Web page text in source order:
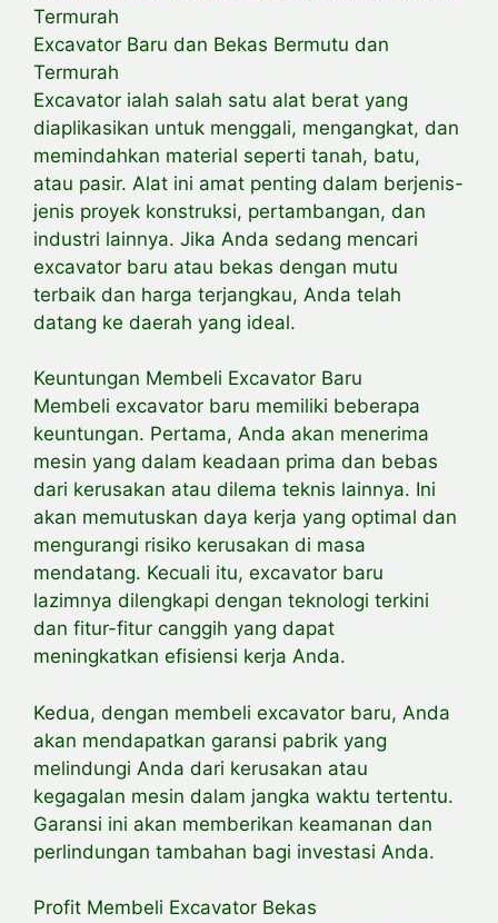
Termurah
Excavator Baru dan Bekas Bermutu dan
Termurah
Excavator ialah salah satu alat berat yang
diaplikasikan untuk menggali, mengangkat, dan
memindahkan material seperti tanah, batu,
atau pasir. Alat ini amat penting dalam berjenis-
jenis proyek konstruksi, pertambangan, dan
industri lainnya. Jika Anda sedang mencari
excavator baru atau bekas dengan mutu
terbaik dan harga terjangkau, Anda telah
datang ke daerah yang ideal.
Keuntungan Membeli Excavator Baru
Membeli excavator baru memiliki beberapa
keuntungan. Pertama, Anda akan menerima
mesin yang dalam keadaan prima dan bebas
dari kerusakan atau dilema teknis lainnya. Ini
akan memutuskan daya kerja yang optimal dan
mengurangi risiko kerusakan di masa
mendatang. Kecuali itu, excavator baru
lazimnya dilengkapi dengan teknologi terkini
dan fitur-fitur canggih yang dapat
meningkatkan efisiensi kerja Anda.
Kedua, dengan membeli excavator baru, Anda
akan mendapatkan garansi pabrik yang
melindungi Anda dari kerusakan atau
kegagalan mesin dalam jangka waktu tertentu.
Garansi ini akan memberikan keamanan dan
perlindungan tambahan bagi investasi Anda.
Profit Membeli Excavator Bekas